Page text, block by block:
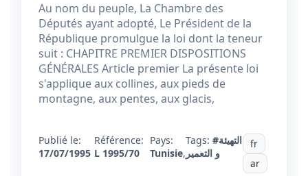
Au nom du peuple, La Chambre des
Députés ayant adopté, Le Président de la
République promulgue la loi dont la teneur
suit : CHAPITRE PREMIER DISPOSITIONS
GÉNÉRALES Article premier La présente loi
s'applique aux collines, aux pieds de
montagne, aux pentes, aux glacis,
Publié le:
17/07/1995
Référence:
L 1995/70
Pays:
Tunisie,
Tags: #التهيئة
و التعمير
fr
ar